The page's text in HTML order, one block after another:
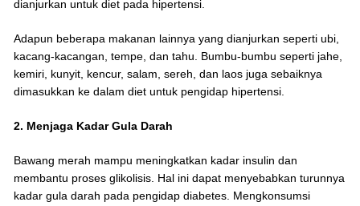
dianjurkan untuk diet pada hipertensi.
Adapun beberapa makanan lainnya yang dianjurkan seperti ubi,
kacang-kacangan, tempe, dan tahu. Bumbu-bumbu seperti jahe,
kemiri, kunyit, kencur, salam, sereh, dan laos juga sebaiknya
dimasukkan ke dalam diet untuk pengidap hipertensi.
2. Menjaga Kadar Gula Darah
Bawang merah mampu meningkatkan kadar insulin dan
membantu proses glikolisis. Hal ini dapat menyebabkan turunnya
kadar gula darah pada pengidap diabetes. Mengkonsumsi